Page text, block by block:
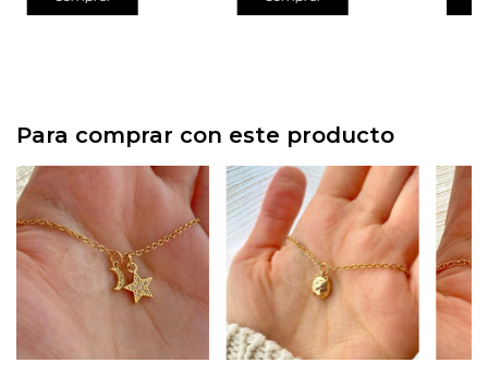
Para comprar con este producto